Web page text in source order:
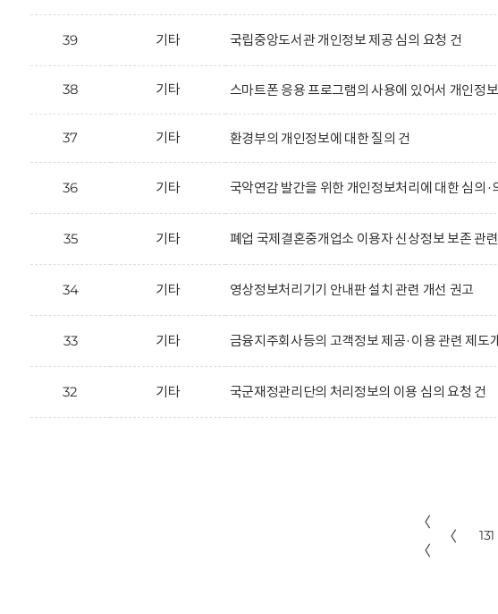
39 기타 국립중앙도서관 개인정보 제공 심의 요청 건
38 기타 스마트폰 응용 프로그램의 사용에 있어서 개인정
37 기타 환경부의 개인정보에 대한 질의 건
36 기타 국악연감 발간을 위한 개인정보처리에 대한 심의·
35 기타 폐업 국제결혼중개업소 이용자 신상정보 보존 관
34 기타 영상정보처리기기 안내판 설치 관련 개선 권고
33 기타 금융지주회사등의 고객정보 제공·이용 관련 제도
32 기타 국군재정관리단의 처리정보의 이용 심의 요청 건
〈
〈
〈 131